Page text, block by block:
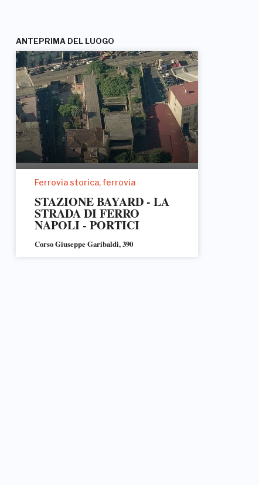
ANTEPRIMA DEL LUOGO
Ferrovia storica, ferrovia
STAZIONE BAYARD - LA
STRADA DI FERRO
NAPOLI - PORTICI
Corso Giuseppe Garibaldi, 390